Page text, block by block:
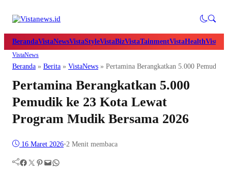
BerandaVistaNewsVistaStyleVistaBizVistaTainmentVistaHealth
VistaNews
Beranda » Berita » VistaNews » Pertamina Berangkatkan 5.000 Pemudik
Pertamina Berangkatkan 5.000
Pemudik ke 23 Kota Lewat
Program Mudik Bersama 2026
16 Maret 2026•2 Menit membaca
Facebook Twitter Pinterest Mail WhatsApp